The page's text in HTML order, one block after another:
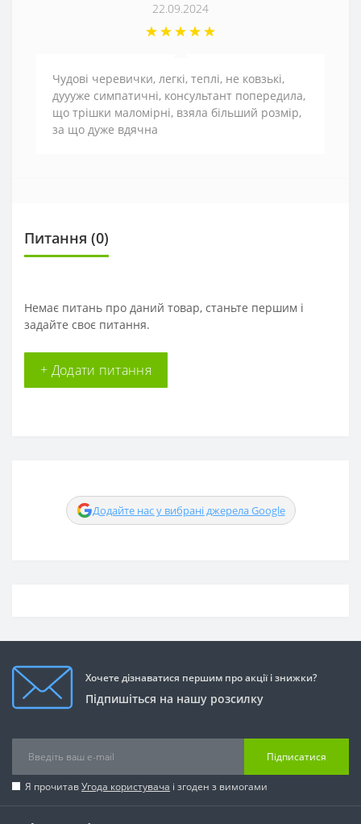
22.09.2024
Чудові черевички, легкі, теплі, не ковзькі,
дуууже симпатичні, консультант попередила,
що трішки маломірні, взяла більший розмір,
за що дуже вдячна
Питання (0)
Немає питань про даний товар, станьте першим і
задайте своє питання.
+ Додати питання
Додайте нас у вибрані джерела Google
Хочете дізнаватися першим про акції і знижки?
Підпишіться на нашу розсилку
Підписатися
Я прочитавУгода користувача і згоден з вимогами